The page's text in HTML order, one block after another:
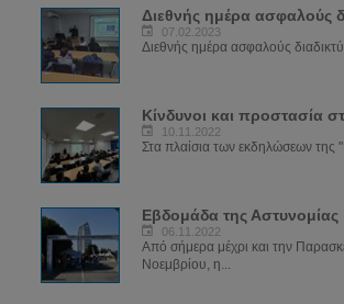
07.02.2023
Διεθνής ημέρα ασφαλούς
Κίνδυνοι και προστασία
10.11.2022
Στα πλαίσια των εκδηλώσεων της
Εβδομάδα της Αστυνομίας
06.11.2022
Από σήμερα μέχρι και την
Νοεμβρίου, η...